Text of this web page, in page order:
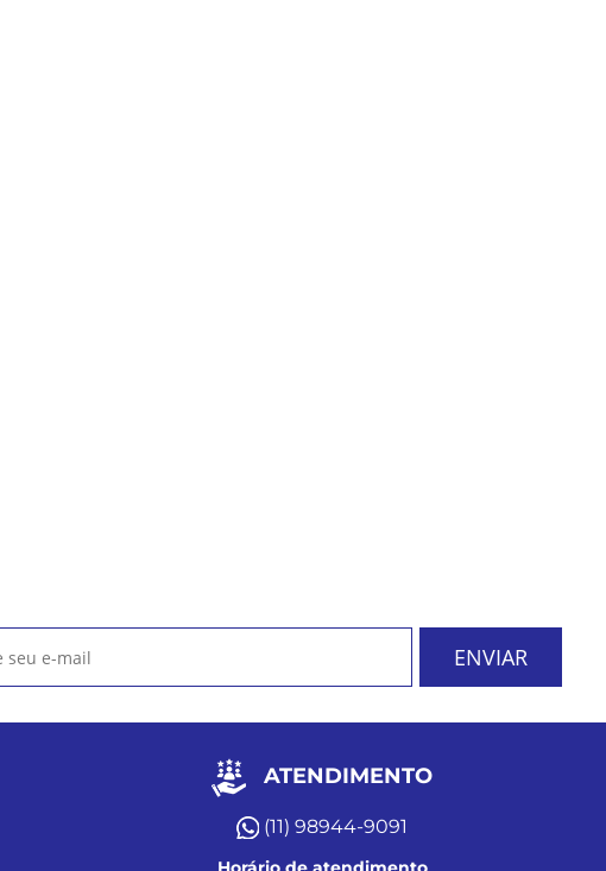
ATENDIMENTO
(11) 98944-9091